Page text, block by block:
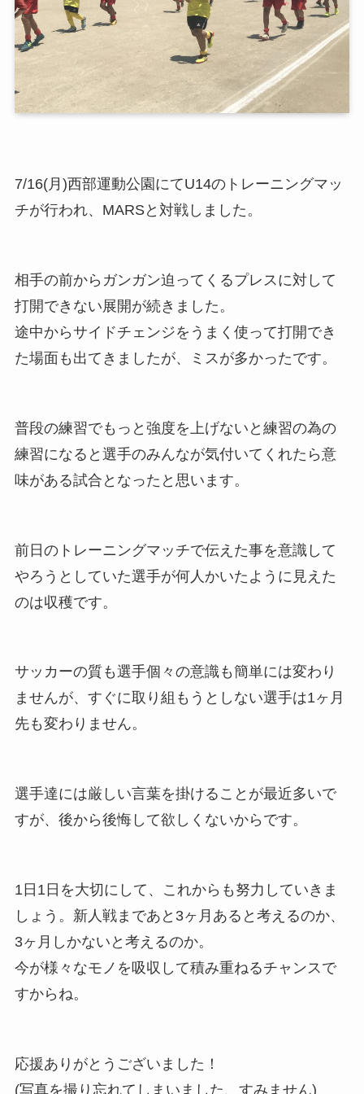
7/16(月)西部運動公園にてU14のトレーニングマッ
チが行われ、MARSと対戦しました。
相手の前からガンガン迫ってくるプレスに対して
打開できない展開が続きました。
途中からサイドチェンジをうまく使って打開でき
た場面も出てきましたが、ミスが多かったです。
普段の練習でもっと強度を上げないと練習の為の
練習になると選手のみんなが気付いてくれたら意
味がある試合となったと思います。
前日のトレーニングマッチで伝えた事を意識して
やろうとしていた選手が何人かいたように見えた
のは収穫です。
サッカーの質も選手個々の意識も簡単には変わり
ませんが、すぐに取り組もうとしない選手は1ヶ月
先も変わりません。
選手達には厳しい言葉を掛けることが最近多いで
すが、後から後悔して欲しくないからです。
1日1日を大切にして、これからも努力していきま
しょう。新人戦まであと3ヶ月あると考えるのか、
3ヶ月しかないと考えるのか。
今が様々なモノを吸収して積み重ねるチャンスで
すからね。
応援ありがとうございました！
(写真を撮り忘れてしまいました、すみません)